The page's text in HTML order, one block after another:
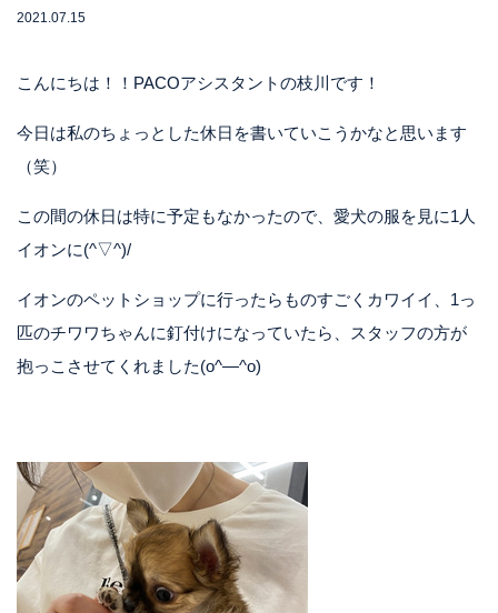
2021.07.15
こんにちは！！PACOアシスタントの枝川です！
今日は私のちょっとした休日を書いていこうかなと思います
（笑）
この間の休日は特に予定もなかったので、愛犬の服を見に1人
イオンに(^▽^)/
イオンのペットショップに行ったらものすごくカワイイ、1っ
匹のチワワちゃんに釘付けになっていたら、スタッフの方が
抱っこさせてくれました(o^―^o)